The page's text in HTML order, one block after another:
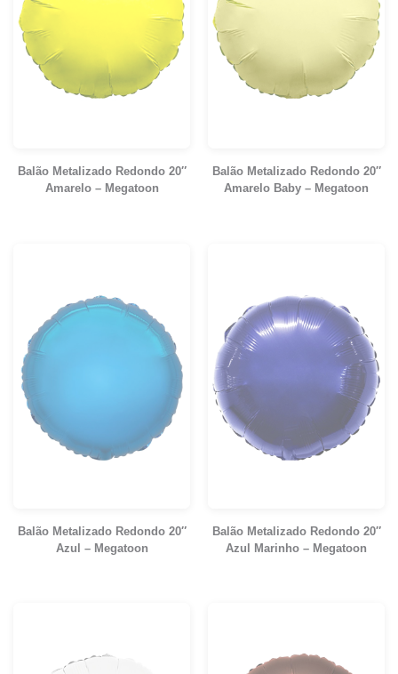
Balão Metalizado Redondo 20″
Amarelo – Megatoon
Balão Metalizado Redondo 20″
Amarelo Baby – Megatoon
Balão Metalizado Redondo 20″
Azul – Megatoon
Balão Metalizado Redondo 20″
Azul Marinho – Megatoon